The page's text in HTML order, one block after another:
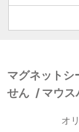
マグネットシ
せん
マウス
オ